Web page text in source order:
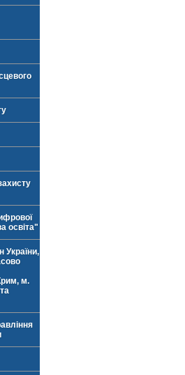
освіта"
України,
м.